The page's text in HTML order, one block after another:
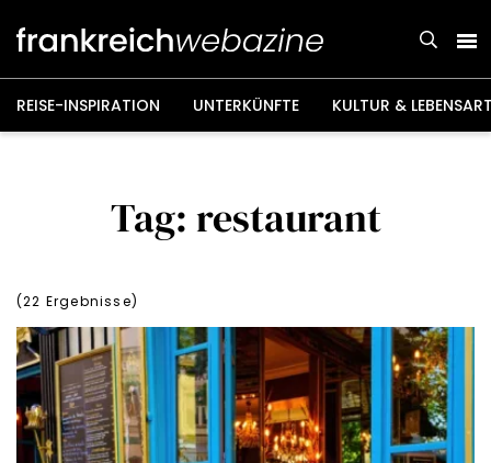
Inhalt
REISE-INSPIRATION UNTERKÜNFTE KULTUR &
Tag: restaurant
(22 Ergebnisse)